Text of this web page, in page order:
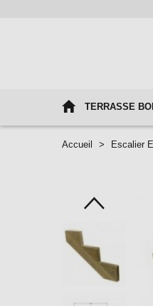
TERRASSE
Accueil > Escalier